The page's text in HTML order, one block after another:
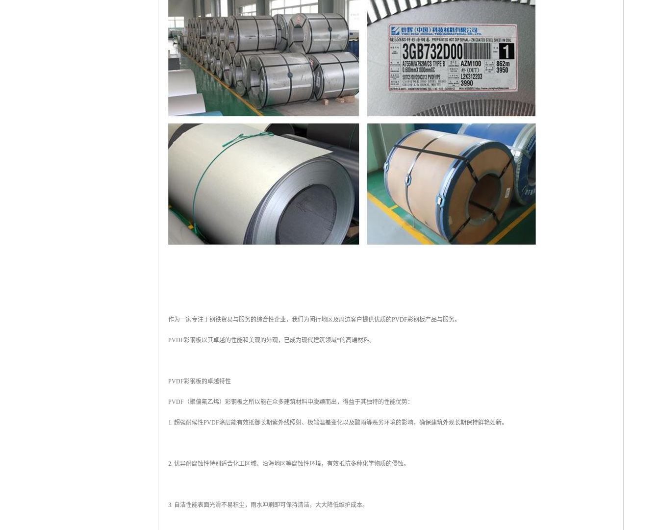
作为一家专注于钢铁贸易与服务的综合性企业，我们为闵行地区及周边客户提供优质的PVDF彩钢板产品与服务。
PVDF彩钢板以其卓越的性能和美观的外观，已成为现代建筑领域*的高端材料。
PVDF彩钢板的卓越特性
PVDF（聚偏氟乙烯）彩钢板之所以能在众多建筑材料中脱颖而出，得益于其独特的性能优势：
1. 超强耐候性PVDF涂层能有效抵御长期紫外线照射、极端温差变化以及酸雨等恶劣环境的影响，确保建筑外观长期保持鲜艳如新。
2. 优异耐腐蚀性特别适合化工区域、沿海地区等腐蚀性环境，有效抵抗多种化学物质的侵蚀。
3. 自洁性能表面光滑不易积尘，雨水冲刷即可保持清洁，大大降低维护成本。